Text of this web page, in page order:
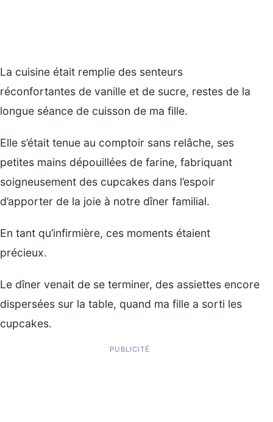
La cuisine était remplie des senteurs
réconfortantes de vanille et de sucre, restes de la
longue séance de cuisson de ma fille.
Elle s’était tenue au comptoir sans relâche, ses
petites mains dépouillées de farine, fabriquant
soigneusement des cupcakes dans l’espoir
d’apporter de la joie à notre dîner familial.
En tant qu’infirmière, ces moments étaient
précieux.
Le dîner venait de se terminer, des assiettes encore
dispersées sur la table, quand ma fille a sorti les
cupcakes.
PUBLICITÉ